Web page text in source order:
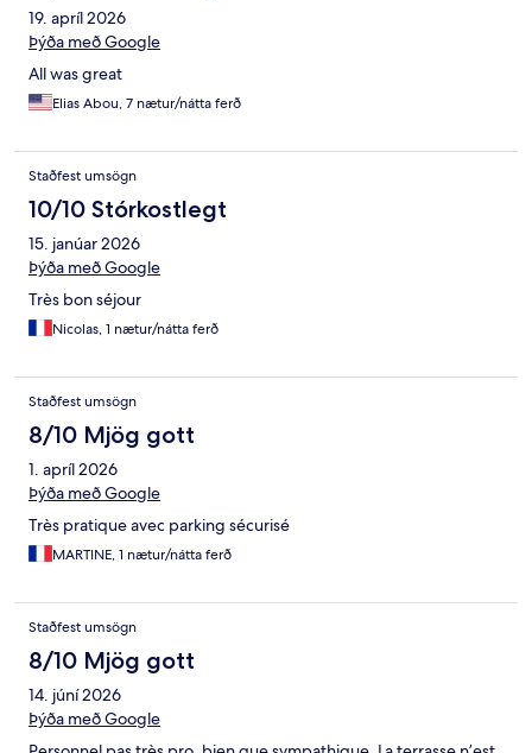
19. apríl 2026
Þýða með Google
All was great
Elias Abou, 7 nætur/nátta ferð
Staðfest umsögn
10/10 Stórkostlegt
15. janúar 2026
Þýða með Google
Très bon séjour
Nicolas, 1 nætur/nátta ferð
Staðfest umsögn
8/10 Mjög gott
1. apríl 2026
Þýða með Google
Très pratique avec parking sécurisé
MARTINE, 1 nætur/nátta ferð
Staðfest umsögn
8/10 Mjög gott
14. júní 2026
Þýða með Google